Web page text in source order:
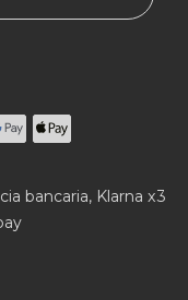
bancaria, Klarna x3